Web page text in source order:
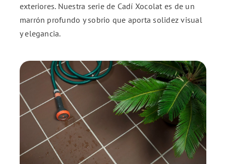
exteriores. Nuestra serie de Cadí Xocolat es de un
marrón profundo y sobrio que aporta solidez visual
y elegancia.